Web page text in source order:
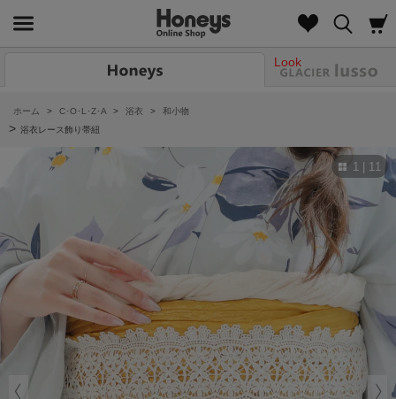
Look
ホーム > C･O･L･Z･A > 浴衣 > 和小物
> 浴衣レース飾り帯紐
1 | 11